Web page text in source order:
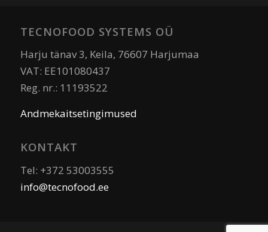
TECNOFOOD SYSTEMS OÜ
Harju tänav 3, Keila, 76607 Harjumaa
VAT: EE101080437
Reg. nr.: 11193522
Andmekaitsetingimused
KONTAKT
Tel: +372 53003555
info@tecnofood.ee